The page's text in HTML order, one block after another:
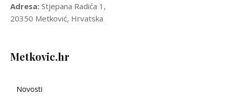
Adresa: Stjepana Radića 1,
20350 Metković, Hrvatska
Metkovic.hr
Novosti